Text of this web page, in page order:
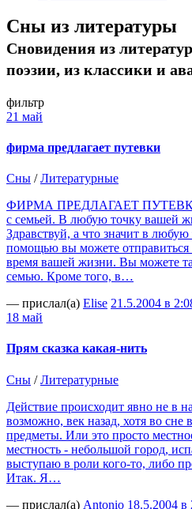
Сны из литературы
Сновидения из
поэзии, из классики и
фильтр
21 май
фирма предлагает путевки
Сны /Литературные
ФИРМА ПРЕДЛАГАЕТ ПУТЕВКИ
с семьей. В любую точку вашей
Здравствуй, а что значит в
помощью вы можете
время вашей жизни. Вы можете
семью. Кроме того, в…
— прислал(а) Elise 21.5.2004 в
18 май
Прям сказка какая-нить
Сны /Литературные
Действие происходит явно не в
возможно, век назад, хотя во сне
предметы. Или это просто
местность - небольшой город,
выступаю в роли кого-то, либо
Итак. Я…
— прислал(а) Antonio 18.5.2004 в